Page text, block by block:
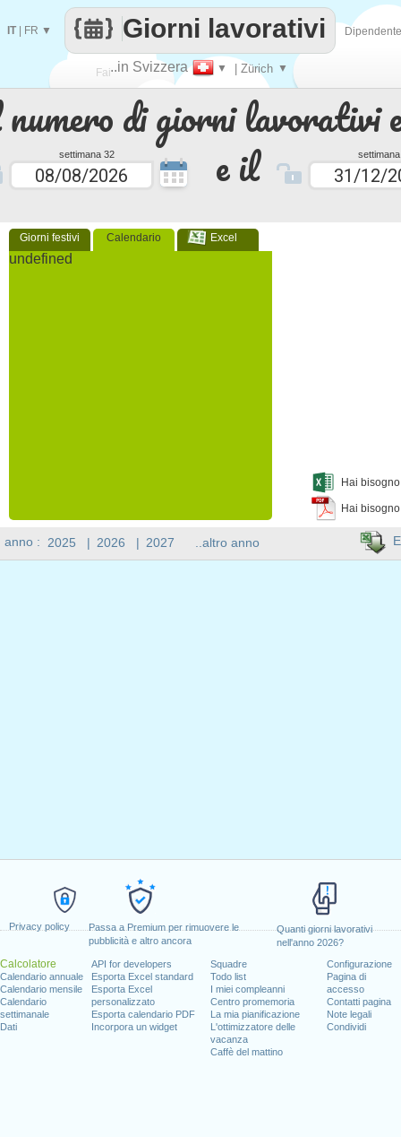
Privacy policy
Passa a Premium per rimuovere le
pubblicità e altro ancora
Quanti giorni lavorativi
nell'anno 2026?
Calcolatore
Calendario annuale
Calendario mensile
Calendario
settimanale
Dati
API for developers
Esporta Excel standard
Esporta Excel
personalizzato
Esporta calendario PDF
Incorpora un widget
Squadre
Todo list
I miei compleanni
Centro promemoria
La mia pianificazione
L'ottimizzatore delle
vacanza
Caffè del mattino
Configurazione
Pagina di
accesso
Contatti pagina
Note legali
Condividi
di giorni lavorativi
settimana 32 e il
Giorni festivi Calendario Excel
undefined
Hai
Hai
Fai
contare
..in Svizzera ▼ | Zürich ▼
Giorni lavorativi
IT| FR ▼
anno : 2025 | 2026 | 2027 ..altro anno